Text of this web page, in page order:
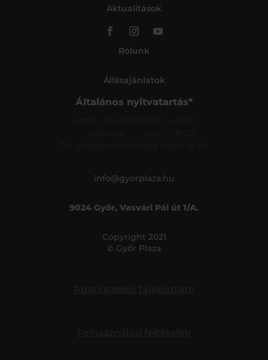
Aktualitások
Rólunk
Állásajánlatok
Általános nyitvatartás*
*Az üzletek nyitvatartása eltérő lehet.
info@gyorplaza.hu
9024 Győr, Vasvári Pál út 1/A.
Copyright 2021
© Győr Plaza